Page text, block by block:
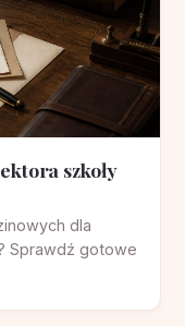
szkoły
dla
Sprawdź gotowe